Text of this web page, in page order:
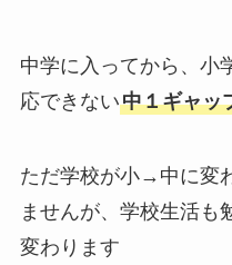
中学に入ってから、小
応できない中１ギャッ
ただ学校が小→中に変
ませんが、学校生活も
変わります